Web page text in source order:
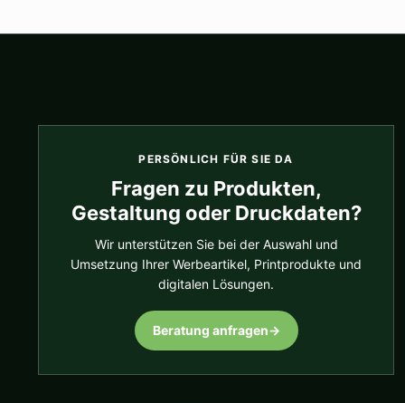
PERSÖNLICH FÜR SIE DA
Fragen zu Produkten,
Gestaltung oder Druckdaten?
Wir unterstützen Sie bei der Auswahl und
Umsetzung Ihrer Werbeartikel, Printprodukte und
digitalen Lösungen.
Beratung anfragen→